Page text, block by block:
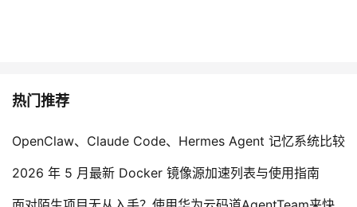
热门推荐
OpenClaw、Claude Code、Hermes Agent 记忆系统比较
2026 年 5 月最新 Docker 镜像源加速列表与使用指南